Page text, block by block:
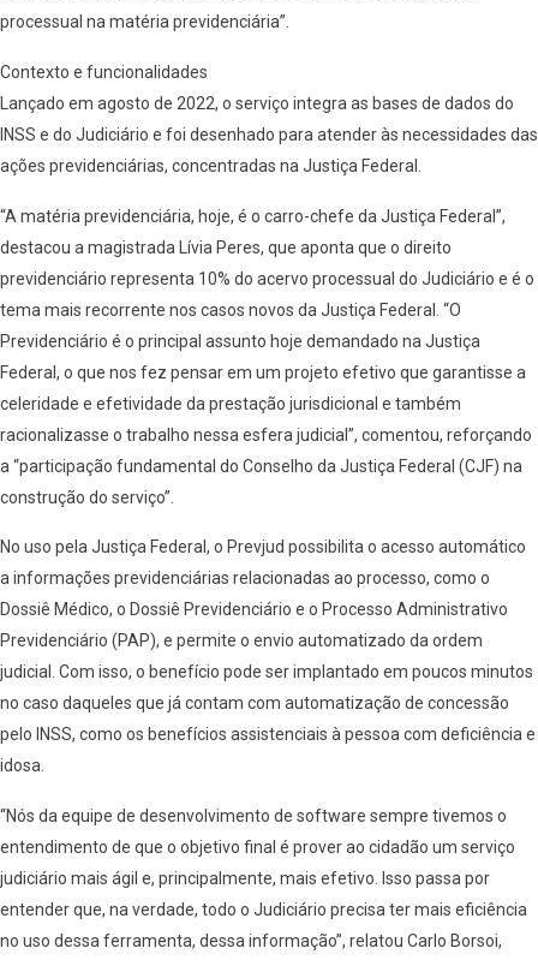
processual na matéria previdenciária”.
Contexto e funcionalidades
Lançado em agosto de 2022, o serviço integra as bases de dados do
INSS e do Judiciário e foi desenhado para atender às necessidades das
ações previdenciárias, concentradas na Justiça Federal.
“A matéria previdenciária, hoje, é o carro-chefe da Justiça Federal”,
destacou a magistrada Lívia Peres, que aponta que o direito
previdenciário representa 10% do acervo processual do Judiciário e é o
tema mais recorrente nos casos novos da Justiça Federal. “O
Previdenciário é o principal assunto hoje demandado na Justiça
Federal, o que nos fez pensar em um projeto efetivo que garantisse a
celeridade e efetividade da prestação jurisdicional e também
racionalizasse o trabalho nessa esfera judicial”, comentou, reforçando
a “participação fundamental do Conselho da Justiça Federal (CJF) na
construção do serviço”.
No uso pela Justiça Federal, o Prevjud possibilita o acesso automático
a informações previdenciárias relacionadas ao processo, como o
Dossiê Médico, o Dossiê Previdenciário e o Processo Administrativo
Previdenciário (PAP), e permite o envio automatizado da ordem
judicial. Com isso, o benefício pode ser implantado em poucos minutos
no caso daqueles que já contam com automatização de concessão
pelo INSS, como os benefícios assistenciais à pessoa com deficiência e
idosa.
“Nós da equipe de desenvolvimento de software sempre tivemos o
entendimento de que o objetivo final é prover ao cidadão um serviço
judiciário mais ágil e, principalmente, mais efetivo. Isso passa por
entender que, na verdade, todo o Judiciário precisa ter mais eficiência
no uso dessa ferramenta, dessa informação”, relatou Carlo Borsoi,